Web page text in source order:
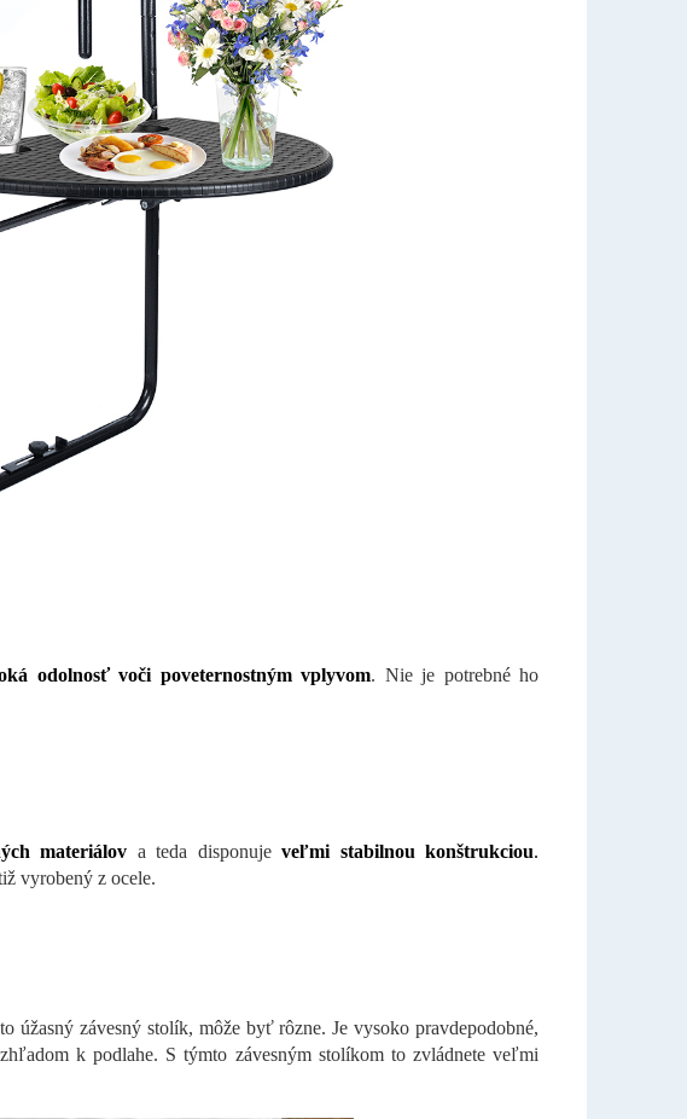
odolnosť voči poveternostným vplyvom. Nie je potrebné ho
materiálov a teda disponujeveľmi stabilnou konštrukciou.
vyrobený z ocele.
úžasný závesný stolík, môže byť rôzne. Je vysoko pravdepodobné,
k podlahe. S týmto závesným stolíkom to zvládnete veľmi